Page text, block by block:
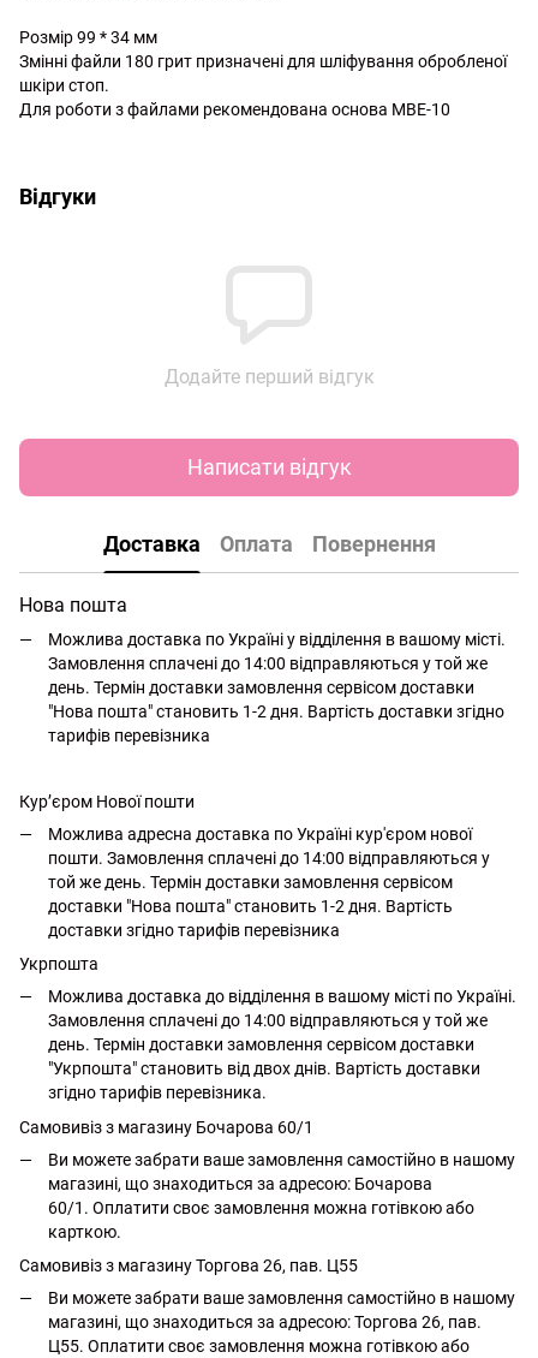
Розмір 99 * 34 мм
Змінні файли 180 грит призначені для шліфування обробленої
шкіри стоп.
Для роботи з файлами рекомендована основа МВЕ-10
Відгуки
Додайте перший відгук
Написати відгук
Доставка Оплата Повернення
Нова пошта
Можлива доставка по Україні у відділення в вашому місті.
Замовлення сплачені до 14:00 відправляються у той же
день. Термін доставки замовлення сервісом доставки
"Нова пошта" становить 1-2 дня. Вартість доставки згідно
тарифів перевізника
Кур’єром Нової пошти
Можлива адресна доставка по Україні кур'єром нової
пошти. Замовлення сплачені до 14:00 відправляються у
той же день. Термін доставки замовлення сервісом
доставки "Нова пошта" становить 1-2 дня. Вартість
доставки згідно тарифів перевізника
Укрпошта
Можлива доставка до відділення в вашому місті по Україні.
Замовлення сплачені до 14:00 відправляються у той же
день. Термін доставки замовлення сервісом доставки
"Укрпошта" становить від двох днів. Вартість доставки
згідно тарифів перевізника.
Самовивіз з магазину Бочарова 60/1
Ви можете забрати ваше замовлення самостійно в нашому
магазині, що знаходиться за адресою: Бочарова
60/1. Оплатити своє замовлення можна готівкою або
карткою.
Самовивіз з магазину Торгова 26, пав. Ц55
Ви можете забрати ваше замовлення самостійно в нашому
магазині, що знаходиться за адресою: Торгова 26, пав.
Ц55. Оплатити своє замовлення можна готівкою або